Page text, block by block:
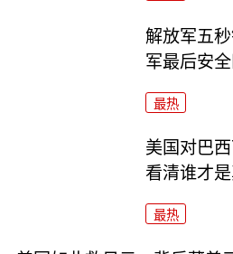
解放军五
军最后安
最热
美国对巴
看清谁才
最热